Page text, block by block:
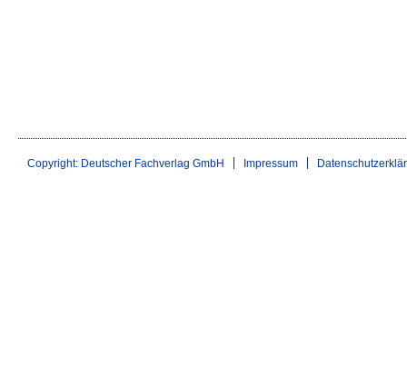
Copyright: Deutscher Fachverlag GmbH Impressum